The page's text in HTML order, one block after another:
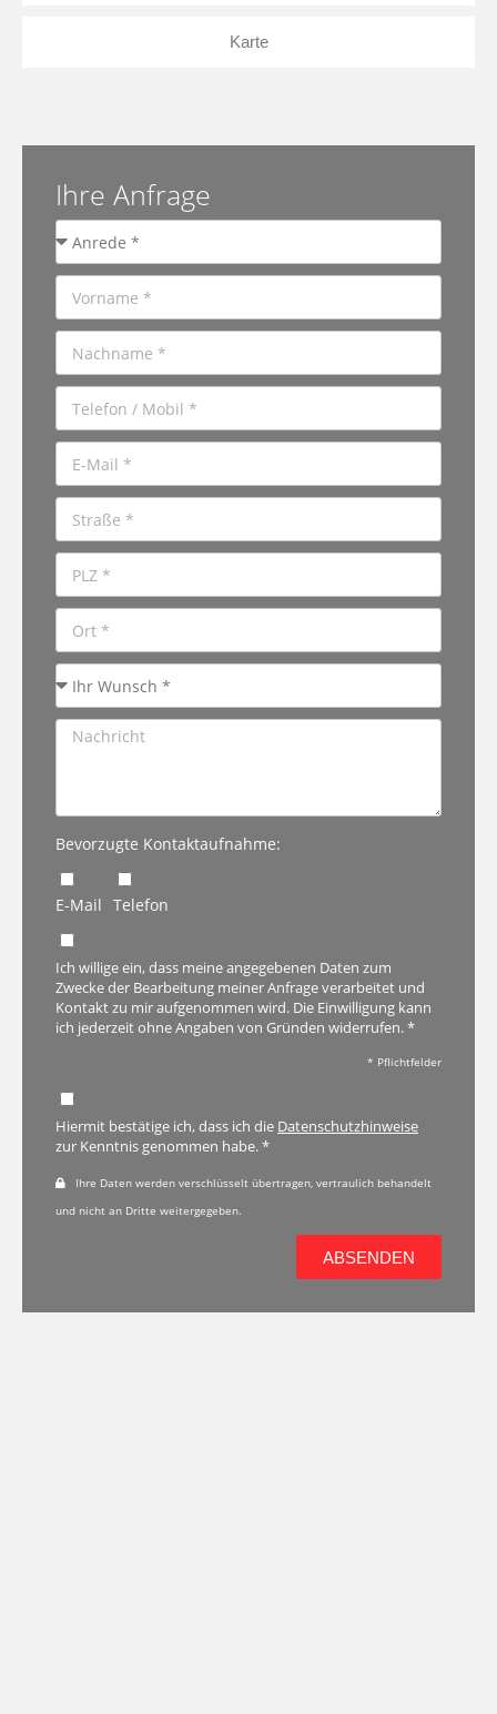
Karte
Ihre Anfrage
Bevorzugte Kontaktaufnahme:
E-Mail Telefon
Ich willige ein, dass meine angegebenen Daten zum
Zwecke der Bearbeitung meiner Anfrage verarbeitet und
Kontakt zu mir aufgenommen wird. Die Einwilligung kann
ich jederzeit ohne Angaben von Gründen widerrufen. *
* Pflichtfelder
Hiermit bestätige ich, dass ich die Datenschutzhinweise
zur Kenntnis genommen habe. *
Ihre Daten werden verschlüsselt übertragen, vertraulich behandelt
und nicht an Dritte weitergegeben.
ABSENDEN